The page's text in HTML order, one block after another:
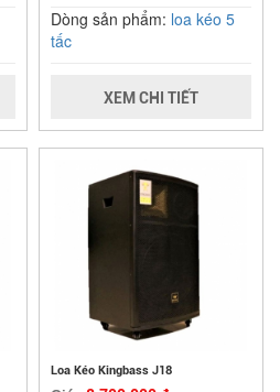
Dòng sản phẩm: loa kéo 5
tấc
XEM CHI TIẾT
Loa Kéo Kingbass J18